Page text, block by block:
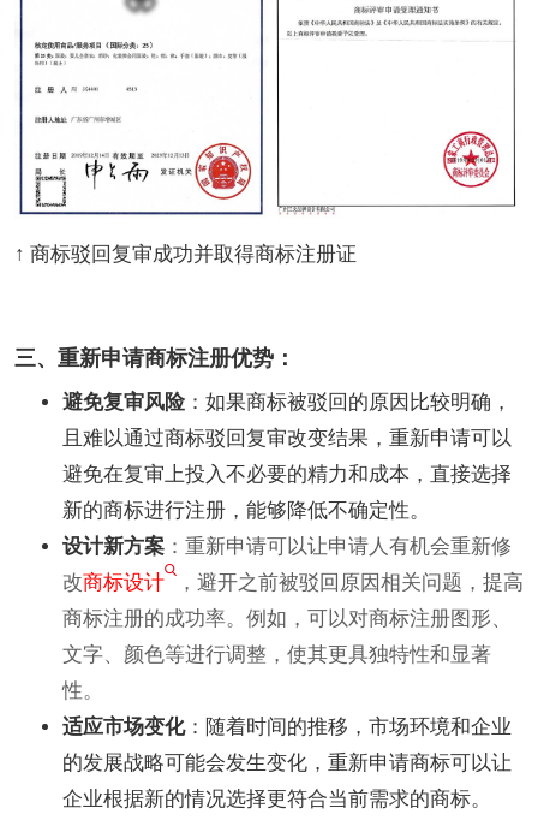
↑ 商标驳回复审成功并取得商标注册证
三、重新申请商标注册优势：
避免复审风险：如果商标被驳回的原因比较明确，
且难以通过商标驳回复审改变结果，重新申请可以
避免在复审上投入不必要的精力和成本，直接选择
新的商标进行注册，能够降低不确定性。
设计新方案 ：重新申请可以让申请人有机会重新修
改商标设计
，避开之前被驳回原因相关问题，提高
商标注册的成功率。例如，可以对商标注册图形、
文字、颜色等进行调整，使其更具独特性和显著
性。
适应市场变化：随着时间的推移，市场环境和企业
的发展战略可能会发生变化，重新申请商标可以让
企业根据新的情况选择更符合当前需求的商标。